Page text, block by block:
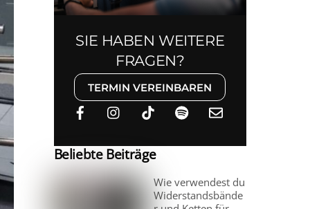
SIE HABEN WEITERE
FRAGEN?
TERMIN VEREINBAREN
Beliebte Beiträge
Wie verwendest du
Widerstandsbände